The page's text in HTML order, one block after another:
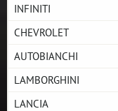
INFINITI
CHEVROLET
AUTOBIANCHI
LAMBORGHINI
LANCIA